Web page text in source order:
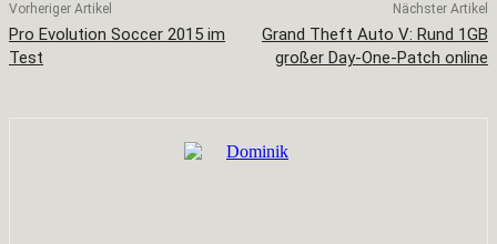
Vorheriger Artikel
Pro Evolution Soccer 2015 im
Test
Nächster Artikel
Grand Theft Auto V: Rund 1GB
großer Day-One-Patch online